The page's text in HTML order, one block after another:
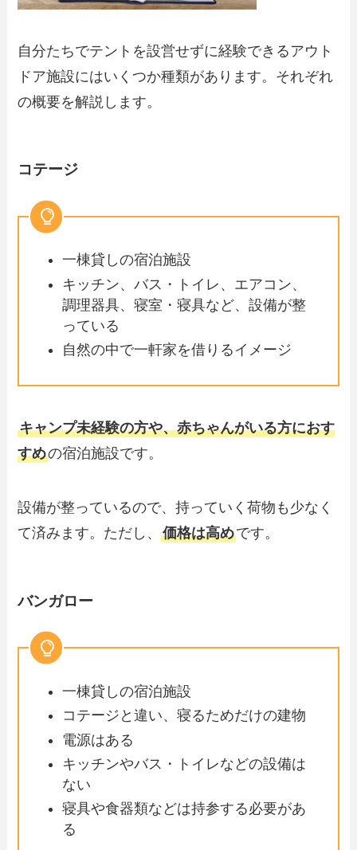
自分たちでテントを設営せずに経験できるアウト
ドア施設にはいくつか種類があります。それぞれ
の概要を解説します。
コテージ
一棟貸しの宿泊施設
キッチン、バス・トイレ、エアコン、
調理器具、寝室・寝具など、設備が整
っている
自然の中で一軒家を借りるイメージ
キャンプ未経験の方や、赤ちゃんがいる方におす
すめの宿泊施設です。
設備が整っているので、持っていく荷物も少なく
て済みます。ただし、価格は高めです。
バンガロー
一棟貸しの宿泊施設
コテージと違い、寝るためだけの建物
電源はある
キッチンやバス・トイレなどの設備は
ない
寝具や食器類などは持参する必要があ
る